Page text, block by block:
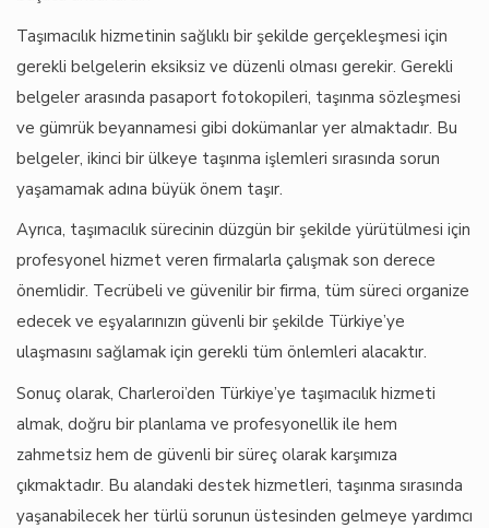
Taşımacılık hizmetinin sağlıklı bir şekilde gerçekleşmesi için
gerekli belgelerin eksiksiz ve düzenli olması gerekir. Gerekli
belgeler arasında pasaport fotokopileri, taşınma sözleşmesi
ve gümrük beyannamesi gibi dokümanlar yer almaktadır. Bu
belgeler, ikinci bir ülkeye taşınma işlemleri sırasında sorun
yaşamamak adına büyük önem taşır.
Ayrıca, taşımacılık sürecinin düzgün bir şekilde yürütülmesi için
profesyonel hizmet veren firmalarla çalışmak son derece
önemlidir. Tecrübeli ve güvenilir bir firma, tüm süreci organize
edecek ve eşyalarınızın güvenli bir şekilde Türkiye’ye
ulaşmasını sağlamak için gerekli tüm önlemleri alacaktır.
Sonuç olarak, Charleroi’den Türkiye’ye taşımacılık hizmeti
almak, doğru bir planlama ve profesyonellik ile hem
zahmetsiz hem de güvenli bir süreç olarak karşımıza
çıkmaktadır. Bu alandaki destek hizmetleri, taşınma sırasında
yaşanabilecek her türlü sorunun üstesinden gelmeye yardımcı